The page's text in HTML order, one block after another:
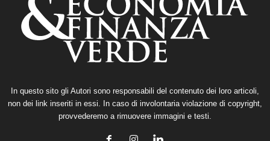
In questo sito gli Autori sono responsabili del contenuto dei loro articoli,
non dei link inseriti in essi. In caso di involontaria violazione di copyright,
provvederemo a rimuovere immagini e testi.